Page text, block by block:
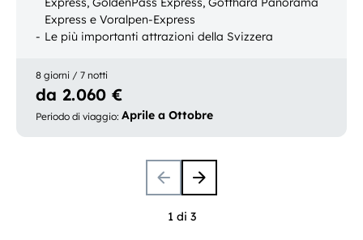
Express e Voralpen-Express
Le più importanti attrazioni della Svizzera
8 giorni / 7 notti
da 2.060 €
Periodo di viaggio: Aprile a Ottobre
1 di 3